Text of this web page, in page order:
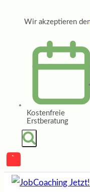
Wir akzeptieren
Kostenfreie
Erstberatung